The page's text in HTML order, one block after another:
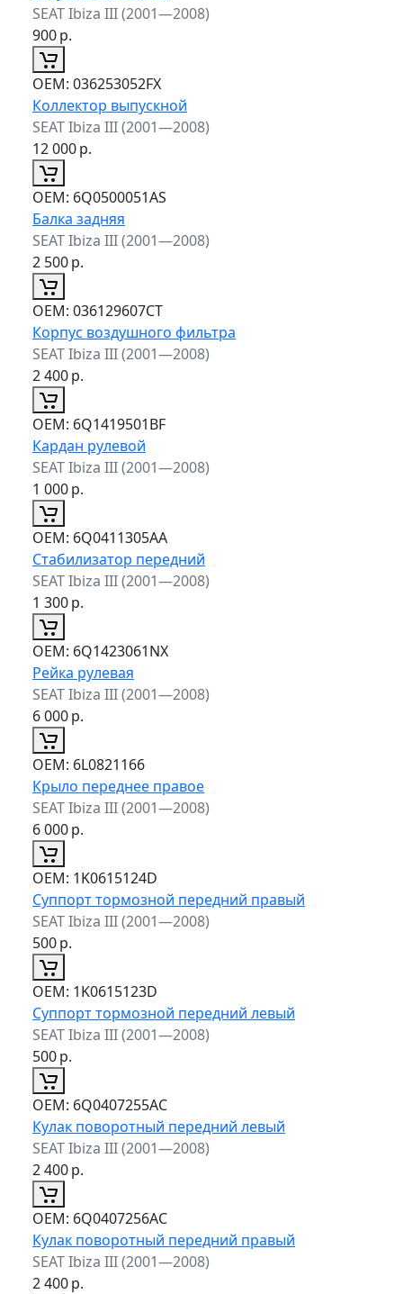
SEAT Ibiza III (2001—2008)
900р.
ОЕМ: 036253052FX
Коллектор выпускной
SEAT Ibiza III (2001—2008)
12 000р.
ОЕМ: 6Q0500051AS
Балка задняя
SEAT Ibiza III (2001—2008)
2 500р.
ОЕМ: 036129607CT
Корпус воздушного фильтра
SEAT Ibiza III (2001—2008)
2 400р.
ОЕМ: 6Q1419501BF
Кардан рулевой
SEAT Ibiza III (2001—2008)
1 000р.
ОЕМ: 6Q0411305AA
Стабилизатор передний
SEAT Ibiza III (2001—2008)
1 300р.
ОЕМ: 6Q1423061NX
Рейка рулевая
SEAT Ibiza III (2001—2008)
6 000р.
ОЕМ: 6L0821166
Крыло переднее правое
SEAT Ibiza III (2001—2008)
6 000р.
ОЕМ: 1K0615124D
Суппорт тормозной передний правый
SEAT Ibiza III (2001—2008)
500р.
ОЕМ: 1K0615123D
Суппорт тормозной передний левый
SEAT Ibiza III (2001—2008)
500р.
ОЕМ: 6Q0407255AC
Кулак поворотный передний левый
SEAT Ibiza III (2001—2008)
2 400р.
ОЕМ: 6Q0407256AC
Кулак поворотный передний правый
SEAT Ibiza III (2001—2008)
2 400р.